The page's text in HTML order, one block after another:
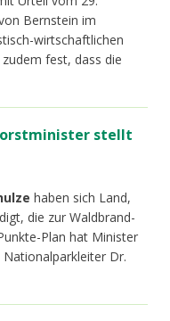
Bernstein im
wirtschaftlichen
fest, dass die
stellt
haben sich Land,
die zur Waldbrand-
Plan hat Minister
Dr.